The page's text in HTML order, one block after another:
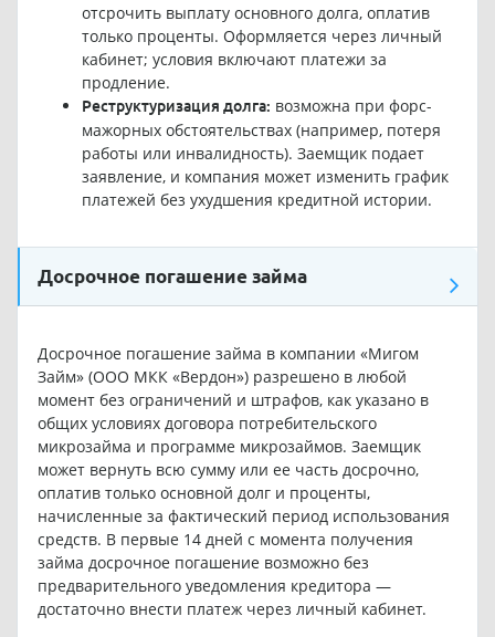
отсрочить выплату основного долга, оплатив
только проценты. Оформляется через личный
кабинет; условия включают платежи за
продление.
Реструктуризация долга: возможна при форс-
мажорных обстоятельствах (например, потеря
работы или инвалидность). Заемщик подает
заявление, и компания может изменить график
платежей без ухудшения кредитной истории.
Досрочное погашение займа
Досрочное погашение займа в компании «Мигом
Займ» (ООО МКК «Вердон») разрешено в любой
момент без ограничений и штрафов, как указано в
общих условиях договора потребительского
микрозайма и программе микрозаймов. Заемщик
может вернуть всю сумму или ее часть досрочно,
оплатив только основной долг и проценты,
начисленные за фактический период использования
средств. В первые 14 дней с момента получения
займа досрочное погашение возможно без
предварительного уведомления кредитора —
достаточно внести платеж через личный кабинет.